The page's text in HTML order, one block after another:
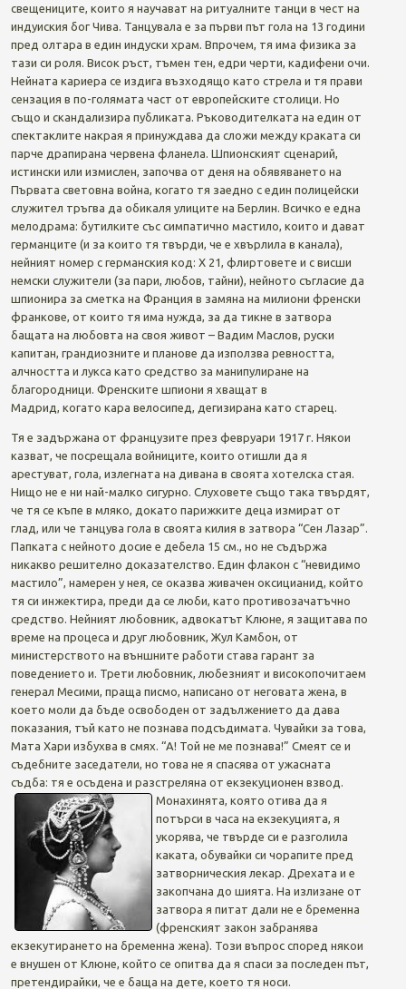
свещениците, които я научават на ритуалните танци в чест на
индуиския бог Чива. Танцувала е за първи път гола на 13 години
пред олтара в един индуски храм. Впрочем, тя има физика за
тази си роля. Висок ръст, тъмен тен, едри черти, кадифени очи.
Нейната кариера се издига възходящо като стрела и тя прави
сензация в по-голямата част от европейските столици. Но
също и скандализира публиката. Ръководителката на един от
спектаклите накрая я принуждава да сложи между краката си
парче драпирана червена фланела. Шпионският сценарий,
истински или измислен, започва от деня на обявяването на
Първата световна война, когато тя заедно с един полицейски
служител тръгва да обикаля улиците на Берлин. Всичко е една
мелодрама: бутилките със симпатично мастило, които и дават
германците (и за които тя твърди, че е хвърлила в канала),
нейният номер с германския код: Х 21, флиртовете и с висши
немски служители (за пари, любов, тайни), нейното съгласие да
шпионира за сметка на Франция в замяна на милиони френски
франкове, от които тя има нужда, за да тикне в затвора
бащата на любовта на своя живот – Вадим Маслов, руски
капитан, грандиозните и планове да използва ревността,
алчността и лукса като средство за манипулиране на
благородници. Френските шпиони я хващат в
Мадрид, когато кара велосипед, дегизирана като старец.
Тя е задържана от французите през февруари 1917 г. Някои
казват, че посрещала войниците, които отишли да я
арестуват, гола, излегната на дивана в своята хотелска стая.
Нищо не е ни най-малко сигурно. Слуховете също така твърдят,
че тя се къпе в мляко, докато парижките деца измират от
глад, или че танцува гола в своята килия в затвора “Сен Лазар”.
Папката с нейното досие е дебела 15 см., но не съдържа
никакво решително доказателство. Един флакон с “невидимо
мастило”, намерен у нея, се оказва живачен оксицианид, който
тя си инжектира, преди да се люби, като противозачатъчно
средство. Нейният любовник, адвокатът Клюне, я защитава по
време на процеса и друг любовник, Жул Камбон, от
министерството на външните работи става гарант за
поведението и. Трети любовник, любезният и високопочитаем
генерал Месими, праща писмо, написано от неговата жена, в
което моли да бъде освободен от задължението да дава
показания, тъй като не познава подсъдимата. Чувайки за това,
Мата Хари избухва в смях. “А! Той не ме познава!” Смеят се и
съдебните заседатели, но това не я спасява от ужасната
съдба: тя е осъдена и разстреляна от екзекуционен взвод.
Монахинята, която отива да я
потърси в часа на екзекуцията, я
укорява, че твърде си е разголила
каката, обувайки си чорапите пред
затворническия лекар. Дрехата и е
закопчана до шията. На излизане от
затвора я питат дали не е бременна
(френският закон забранява
екзекутирането на бременна жена). Този въпрос според някои
е внушен от Клюне, който се опитва да я спаси за последен път,
претендирайки, че е баща на дете, което тя носи.